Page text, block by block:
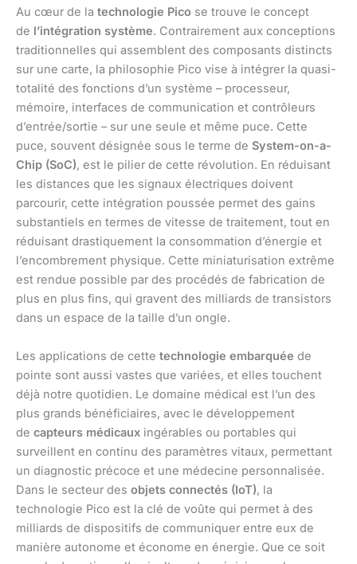
Au cœur de la technologie Pico se trouve le concept
de l’intégration système. Contrairement aux conceptions
traditionnelles qui assemblent des composants distincts
sur une carte, la philosophie Pico vise à intégrer la quasi-
totalité des fonctions d’un système – processeur,
mémoire, interfaces de communication et contrôleurs
d’entrée/sortie – sur une seule et même puce. Cette
puce, souvent désignée sous le terme de System-on-a-
Chip (SoC), est le pilier de cette révolution. En réduisant
les distances que les signaux électriques doivent
parcourir, cette intégration poussée permet des gains
substantiels en termes de vitesse de traitement, tout en
réduisant drastiquement la consommation d’énergie et
l’encombrement physique. Cette miniaturisation extrême
est rendue possible par des procédés de fabrication de
plus en plus fins, qui gravent des milliards de transistors
dans un espace de la taille d’un ongle.
Les applications de cette technologie embarquée de
pointe sont aussi vastes que variées, et elles touchent
déjà notre quotidien. Le domaine médical est l’un des
plus grands bénéficiaires, avec le développement
de capteurs médicaux ingérables ou portables qui
surveillent en continu des paramètres vitaux, permettant
un diagnostic précoce et une médecine personnalisée.
Dans le secteur des objets connectés (IoT), la
technologie Pico est la clé de voûte qui permet à des
milliards de dispositifs de communiquer entre eux de
manière autonome et économe en énergie. Que ce soit